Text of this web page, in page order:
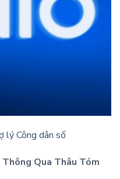
lý Công dân số
Qua Thâu Tóm